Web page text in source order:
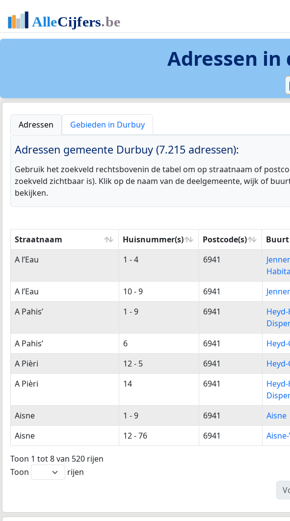
Adressen in
Adressen Gebieden in Durbuy
Adressen gemeente Durbuy (7.215 adressen):
Gebruik het zoekveld rechtsbovenin de tabel om op straatnaam of
zoekveld zichtbaar is). Klik op de naam van de deelgemeente, wijk of
bekijken.
Straatnaam
Huisnummer(s) Postcode(s) Buurt
Straatnaam
Huisnummer(s) Postcode(s) Buurt
A l’Eau 1 - 4 6941
A l’Eau 10 - 9 6941
A Pahis’
1 - 9 6941
A Pahis’ 6 6941
A Pièri
12 - 5 6941
A Pièri
14 6941
Aisne 1 - 9 6941 Aisne
Aisne
12 - 76 6941
Toon 1 tot 8 van 520 rijen
Toon
rijen